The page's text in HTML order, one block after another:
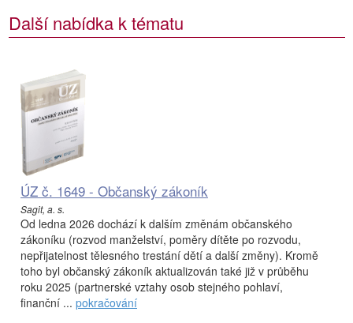
Další nabídka k tématu
ÚZ č. 1649 - Občanský zákoník
Sagit, a. s.
Od ledna 2026 dochází k dalším změnám občanského
zákoníku (rozvod manželství, poměry dítěte po rozvodu,
nepřijatelnost tělesného trestání dětí a další změny). Kromě
toho byl občanský zákoník aktualizován také již v průběhu
roku 2025 (partnerské vztahy osob stejného pohlaví,
finanční ... pokračování